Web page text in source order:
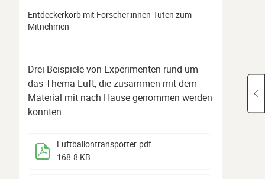
Entdeckerkorb mit Forscher:innen-Tüten zum
Mitnehmen
Drei Beispiele von Experimenten rund um
das Thema Luft, die zusammen mit dem
Material mit nach Hause genommen werden
konnten:
Luftballontransporter.pdf
168.8 KB